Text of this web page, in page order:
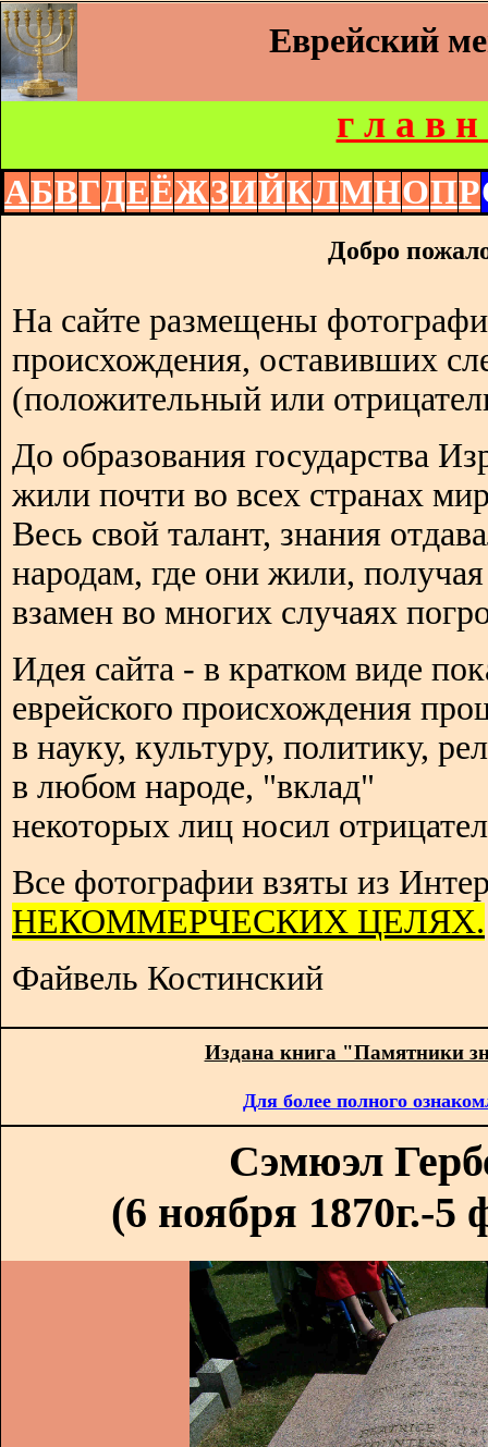
Еврейский
г л а в н
АБВГДЕЁЖЗИЙКЛМНОПР
Добро
На сайте размещены
происхождения, оставивших
(положительный или
До образования государства
жили почти во всех странах
Весь свой талант, знания
народам, где они жили, получая
взамен во многих случаях
Идея сайта - в кратком виде
еврейского происхождения
в науку, культуру, политику,
в любом народе, "вклад"
некоторых лиц носил
Все фотографии взяты из
НЕКОММЕРЧЕСКИХ ЦЕЛЯХ.
Файвель Костинский
Издана книга "Памятники
Для более полного
Сэмюэл
(6 ноября 1870г.-5